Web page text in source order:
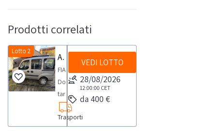
Prodotti correlati
Lotto 2
Autocarro Fiat Doblò
FIAT
Doblò
targata
DC468GB
con
Trasporti
VEDI LOTTO
28/08/2026
12:00:00 CET
da 400 €